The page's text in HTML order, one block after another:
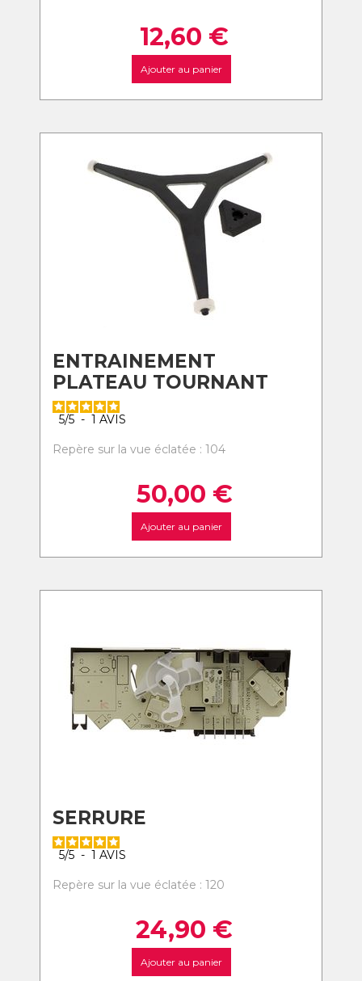
12,60 €
Ajouter au panier
ENTRAINEMENT
PLATEAU TOURNANT
5/5 - 1 AVIS
Repère sur la vue éclatée : 104
50,00 €
Ajouter au panier
SERRURE
5/5 - 1 AVIS
Repère sur la vue éclatée : 120
24,90 €
Ajouter au panier